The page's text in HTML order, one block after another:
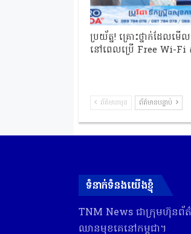
ប្រយ័ត្ន! គ្រោះថ្នាក់ដែលម
នៅពេលប្រើ Free Wi-Fi
ព័ត៌មានមុន ព័ត៌មានបន្ទាប់
ទំនាក់ទំនងយើងខ្ញុំ
TNM News ជា​ក្រុមហ៊ុន​ព័
ឈាន​មុខ​គេ​នៅ​កម្ពុជា។